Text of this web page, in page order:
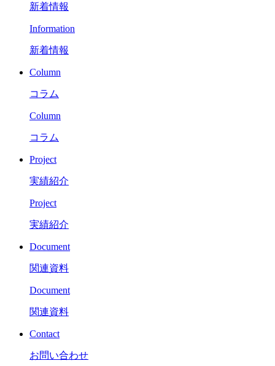
新着情報
Information
新着情報
Column
コラム
Column
コラム
Project
実績紹介
Project
実績紹介
Document
関連資料
Document
関連資料
Contact
お問い合わせ